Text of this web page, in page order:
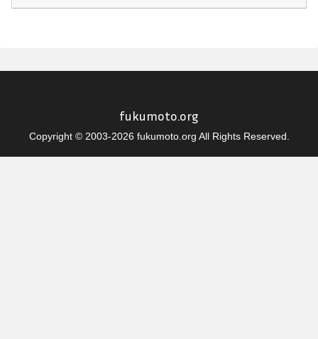
fukumoto.org
Copyright © 2003-2026 fukumoto.org All Rights Reserved.